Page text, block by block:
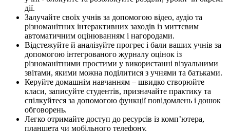
дії.
Залучайте своїх учнів за допомогою відео, аудіо та
різноманітних інтерактивних заходів із миттєвим
автоматичним оцінюванням і нагородами.
Відстежуйте й аналізуйте прогрес і бали ваших учнів за
допомогою інтегрованого журналу оцінок із
різноманітними простими у використанні візуальними
звітами, якими можна поділитися з учнями та батьками.
Керуйте домашнім навчанням – швидко створюйте
класи, записуйте студентів, призначайте практику та
спілкуйтеся за допомогою функції повідомлень і дошок
обговорень.
Легко отримайте доступ до ресурсів із комп’ютера,
планшета чи мобільного телефону.